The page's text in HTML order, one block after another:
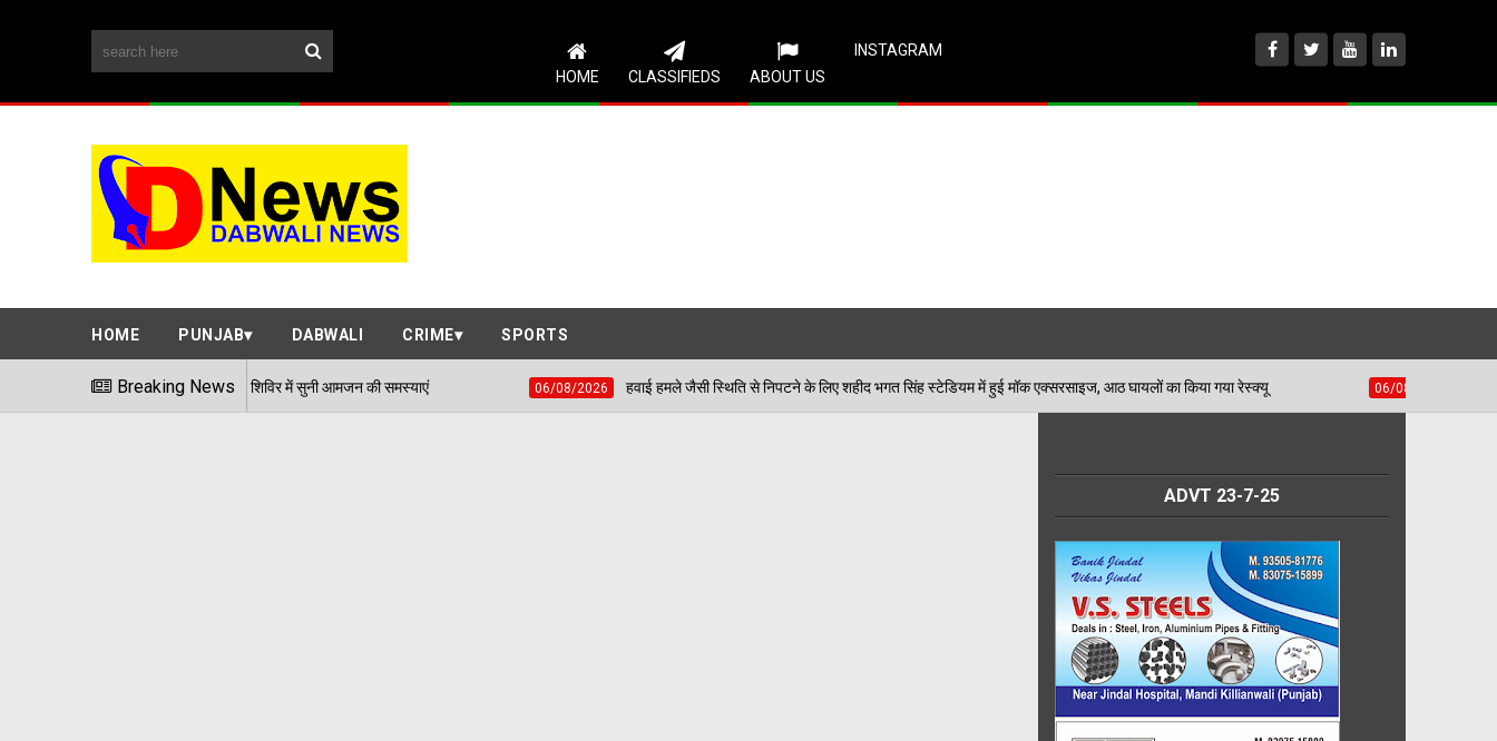
HOME CLASSIFIEDS ABOUT US
INSTAGRAM
HOME PUNJAB DABWALI CRIME SPORTS
Breaking News
06/08/2026 एडीसी अर्पित संगल ने समाधान शिविर में सुनी आमजन की समस्याएं 06/08/2026 हवाई हमले जैसी स्थिति से निपटने के लिए शहीद भगत सिंह स्टेडियम में हुई मॉक एक्सरसाइज, आठ घायलों का किया गया रेस्क्यू
ADVT 23-7-25